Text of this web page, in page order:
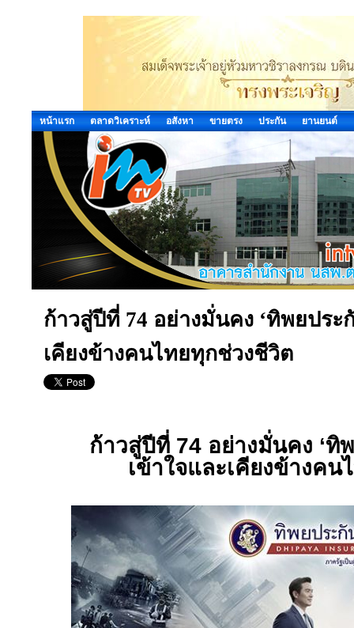
หน้าแรก ตลาดวิเคราะห์ อสังหา ขายตรง ประกัน ยานยนต์
ก้าวสู่ปีที่ 74 อย่างมั่นคง ‘ทิพยประ
เคียงข้างคนไทยทุกช่วงชีวิต
ก้าวสู่ปีที่ 74 อย่างมั่นคง ‘ทิ
เข้าใจและเคียงข้างค